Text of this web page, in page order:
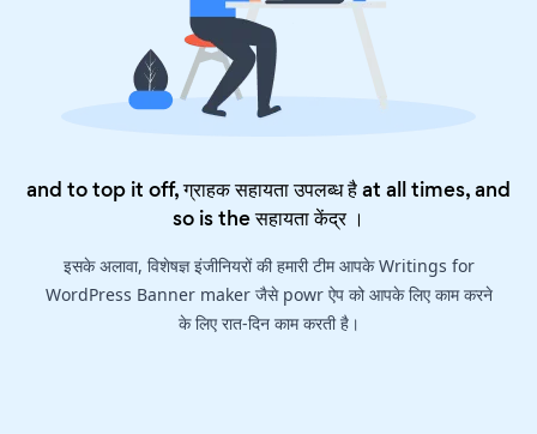
and to top it off, ग्राहक सहायता उपलब्ध है at all times, and
so is theसहायता केंद्र।
इसके अलावा, विशेषज्ञ इंजीनियरों की हमारी टीम आपके Writings for
WordPress Banner maker जैसे powr ऐप को आपके लिए काम करने
के लिए रात-दिन काम करती है।